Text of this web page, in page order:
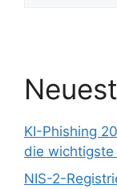
KI-Phishing
die
NIS-2-